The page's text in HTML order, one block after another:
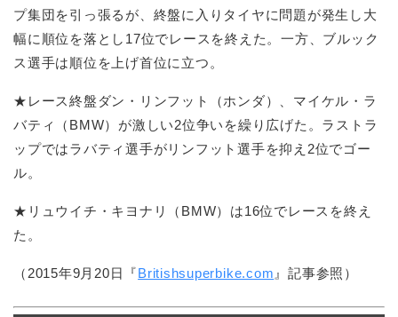
プ集団を引っ張るが、終盤に入りタイヤに問題が発生し大
幅に順位を落とし17位でレースを終えた。一方、ブルック
ス選手は順位を上げ首位に立つ。
★レース終盤ダン・リンフット（ホンダ）、マイケル・ラ
バティ（BMW）が激しい2位争いを繰り広げた。ラストラ
ップではラバティ選手がリンフット選手を抑え2位でゴー
ル。
★リュウイチ・キヨナリ（BMW）は16位でレースを終え
た。
（2015年9月20日『Britishsuperbike.com 』記事参照）